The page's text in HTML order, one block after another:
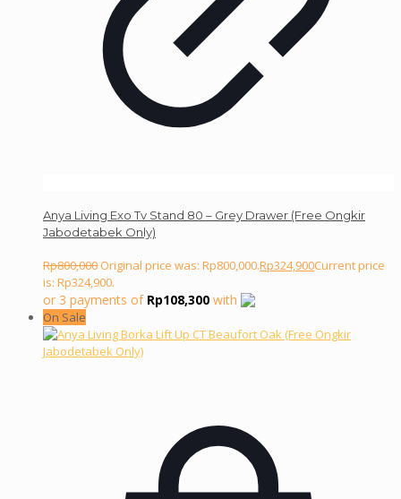
Anya Living Exo Tv Stand 80 – Grey Drawer (Free Ongkir
Jabodetabek Only)
Rp800,000 Original price was: Rp800,000.Rp324,900Current price
is: Rp324,900.
or 3 payments of Rp108,300 with
On Sale